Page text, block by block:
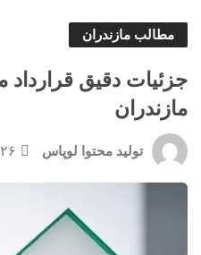
مطالب مازندران
جزئیات دقیق قرارداد
مازندران
تولید محتوا لوپاس